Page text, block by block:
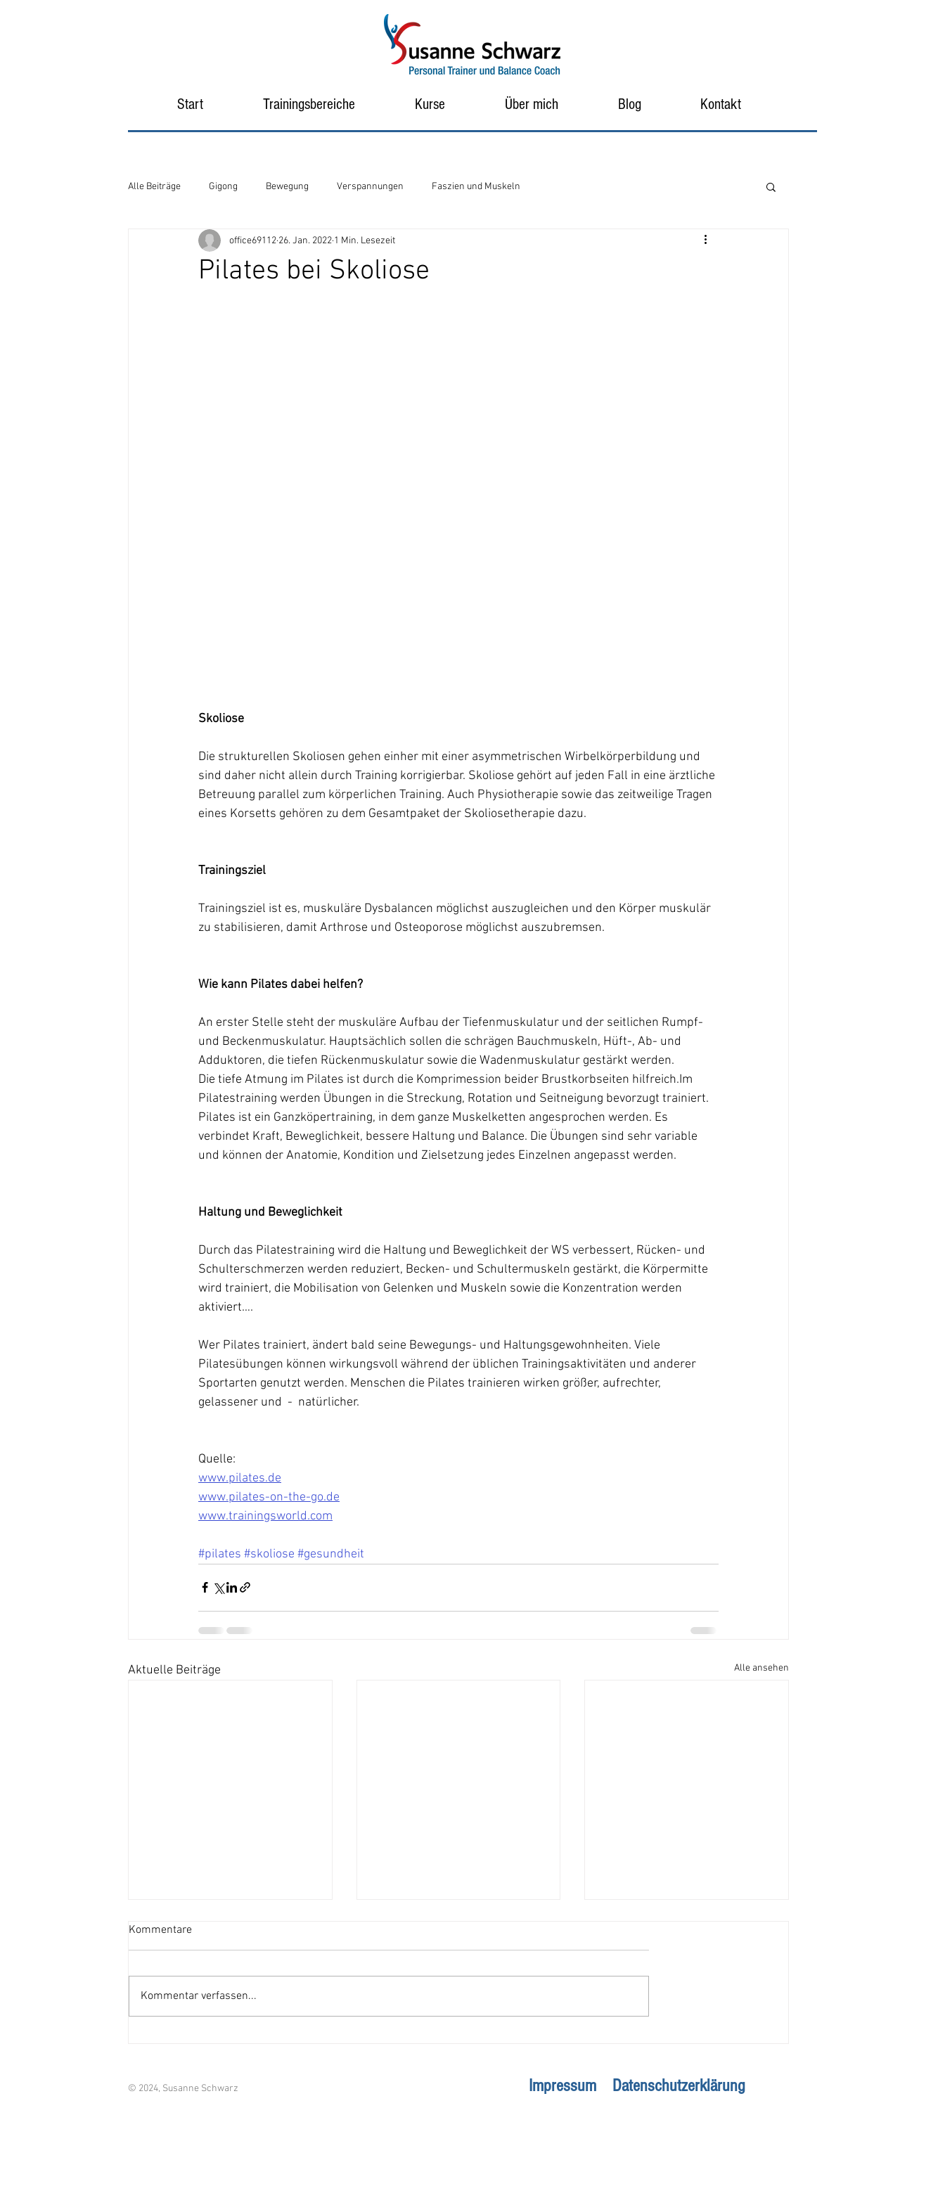
Start Trainingsbereiche Kurse Über mich Blog Kontakt
Alle Beiträge Gigong Bewegung Verspannungen Faszien und Muskeln
Pilates bei Skoliose
office69112 26. Jan. 2022 1 Min. Lesezeit
Skoliose
Die strukturellen Skoliosen gehen einher mit einer asymmetrischen Wirbelkörperbildung und
sind daher nicht allein durch Training korrigierbar. Skoliose gehört auf jeden Fall in eine ärztliche
Betreuung parallel zum körperlichen Training. Auch Physiotherapie sowie das zeitweilige Tragen
eines Korsetts gehören zu dem Gesamtpaket der Skoliosetherapie dazu.
Trainingsziel
Trainingsziel ist es, muskuläre Dysbalancen möglichst auszugleichen und den Körper muskulär
zu stabilisieren, damit Arthrose und Osteoporose möglichst auszubremsen.
Wie kann Pilates dabei helfen?
An erster Stelle steht der muskuläre Aufbau der Tiefenmuskulatur und der seitlichen Rumpf-
und Beckenmuskulatur. Hauptsächlich sollen die schrägen Bauchmuskeln, Hüft-, Ab- und
Adduktoren, die tiefen Rückenmuskulatur sowie die Wadenmuskulatur gestärkt werden.
Die tiefe Atmung im Pilates ist durch die Komprimession beider Brustkorbseiten hilfreich.Im
Pilatestraining werden Übungen in die Streckung, Rotation und Seitneigung bevorzugt trainiert.
Pilates ist ein Ganzköpertraining, in dem ganze Muskelketten angesprochen werden. Es
verbindet Kraft, Beweglichkeit, bessere Haltung und Balance. Die Übungen sind sehr variable
und können der Anatomie, Kondition und Zielsetzung jedes Einzelnen angepasst werden.
Haltung und Beweglichkeit
Durch das Pilatestraining wird die Haltung und Beweglichkeit der WS verbessert, Rücken- und
Schulterschmerzen werden reduziert, Becken- und Schultermuskeln gestärkt, die Körpermitte
wird trainiert, die Mobilisation von Gelenken und Muskeln sowie die Konzentration werden
aktiviert….
Wer Pilates trainiert, ändert bald seine Bewegungs- und Haltungsgewohnheiten. Viele
Pilatesübungen können wirkungsvoll während der üblichen Trainingsaktivitäten und anderer
Sportarten genutzt werden. Menschen die Pilates trainieren wirken größer, aufrechter,
gelassener und  -  natürlicher.
Quelle:
www.pilates.de
www.pilates-on-the-go.de
www.trainingsworld.com
#pilates #skoliose #gesundheit
Aktuelle Beiträge Alle ansehen
Kommentare
Kommentar verfassen...
© 2024, Susanne Schwarz Impressum Datenschutzerklärung